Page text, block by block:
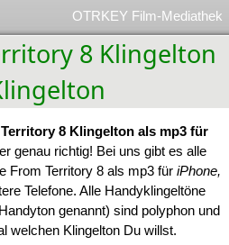
OTRKEY Film-Mediathek
8 Klingelton
8 Klingelton als mp3 für
genau richtig! Bei uns gibt es alle
From Territory 8 als mp3 für iPhone,
Telefone. Alle Handyklingeltöne
genannt) sind polyphon und
welchen Klingelton Du willst.